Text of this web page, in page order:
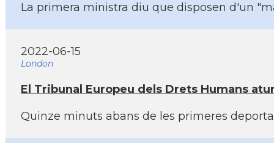
La primera ministra diu que disposen d'un
2022-06-15
London
El Tribunal Europeu dels Drets Humans
Quinze minuts abans de les primeres